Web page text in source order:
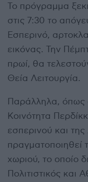
Το πρόγραμμα
στις 7:30 το
Εσπερινό,
εικόνας. Την
πρωί, θα
Θεία Λειτουργία.
Παράλληλα, όπως
Κοινότητα
εσπερινού και
πραγματοποιηθεί
χωριού, το οποίο
Πολιτιστικός και